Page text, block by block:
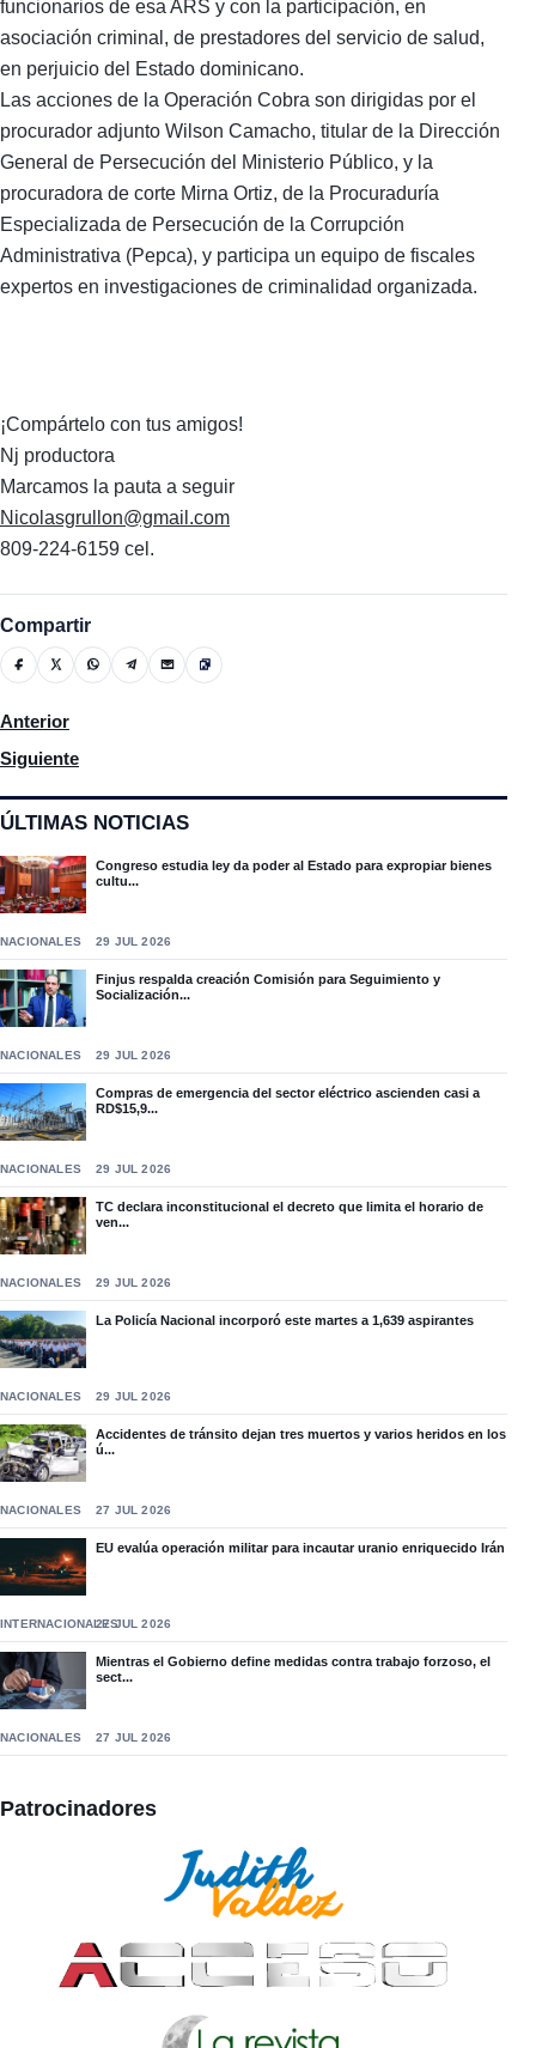
ÚLTIMAS NOTICIAS
Congreso estudia ley da poder al Estado para expropiar bienes
cultu...
NACIONALES 29 JUL 2026
Finjus respalda creación Comisión para Seguimiento y
Socialización...
NACIONALES 29 JUL 2026
Compras de emergencia del sector eléctrico ascienden casi a
RD$15,9...
NACIONALES 29 JUL 2026
TC declara inconstitucional el decreto que limita el horario de
ven...
NACIONALES 29 JUL 2026
La Policía Nacional incorporó este martes a 1,639 aspirantes
NACIONALES 29 JUL 2026
Accidentes de tránsito dejan tres muertos y varios heridos en los
ú...
NACIONALES 27 JUL 2026
EU evalúa operación militar para incautar uranio enriquecido Irán
INTERNACIONALES27 JUL 2026
Mientras el Gobierno define medidas contra trabajo forzoso, el
sect...
NACIONALES 27 JUL 2026
funcionarios de esa ARS y con la participación, en
asociación criminal, de prestadores del servicio de salud,
en perjuicio del Estado dominicano.
Las acciones de la Operación Cobra son dirigidas por el
procurador adjunto Wilson Camacho, titular de la Dirección
General de Persecución del Ministerio Público, y la
procuradora de corte Mirna Ortiz, de la Procuraduría
Especializada de Persecución de la Corrupción
Administrativa (Pepca), y participa un equipo de fiscales
expertos en investigaciones de criminalidad organizada.
¡Compártelo con tus amigos!
Nj productora
Marcamos la pauta a seguir
Nicolasgrullon@gmail.com
809-224-6159 cel.
Compartir
Artículo anterior: Ven se desploma en RD oferta inmobiliaria
Anterior
Artículo siguiente: Abogados de Eduardo Read dicen han
Siguiente
Patrocinadores